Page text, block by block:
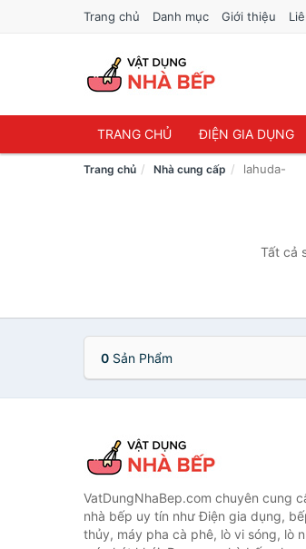
Trang chủ Danh mục Giới thiệu
TRANG CHỦ ĐIỆN GIA DỤNG
Trang chủ Nhà cung cấp lahuda-
Tất cả
0 Sản Phẩm
VatDungNhaBep.com chuyên cung
nhà bếp uy tín như Điện gia dụng,
thủy, máy pha cà phê, lò vi sóng, lò